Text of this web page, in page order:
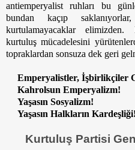
antiemperyalist ruhları bu
bundan kaçıp
kurtulamayacaklar elimizden.
kurtuluş mücadelesini
topraklardan sonsuza dek geri
Emperyalistler, İşbirlikçiler
Kahrolsun Emperyalizm!
Yaşasın Sosyalizm!
Yaşasın Halkların Kardeşliği!
Kurtuluş Partisi